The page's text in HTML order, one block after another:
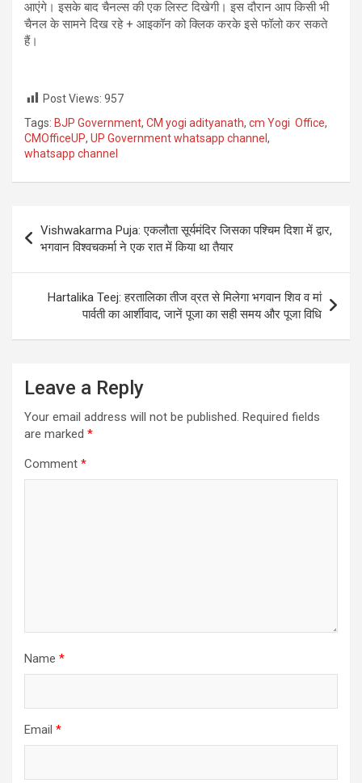
आएंगे। इसके बाद चैनल्स की एक लिस्ट दिखेगी। इस दौरान आप किसी भी
चैनल के सामने दिख रहे + आइकॉन को क्लिक करके इसे फॉलो कर सकते
हैं।
Post Views: 957
Tags: BJP Government, CM yogi adityanath, cm Yogi Office,
CMOfficeUP, UP Government whatsapp channel ,
whatsapp channel
navigation
Vishwakarma Puja: एकलौता सूर्यमंदिर जिसका पश्चिम दिशा में द्वार,
भगवान विश्वचकर्मा ने एक रात में किया था तैयार
Hartalika Teej: हरतालिका तीज व्रत से मिलेगा भगवान शिव व मां
पार्वती का आर्शीवाद, जानें पूजा का सही समय और पूजा विधि
Leave a Reply
Your email address will not be published. Required fields
are marked *
Comment *
Name *
Email *